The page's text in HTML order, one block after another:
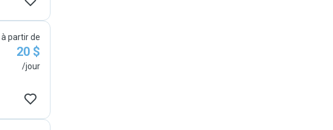
à partir de
20 $
/jour